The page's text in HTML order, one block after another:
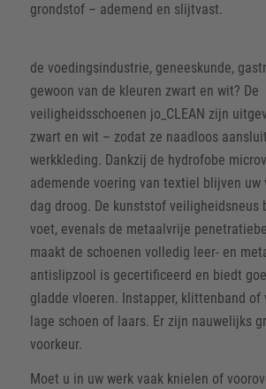
grondstof – ademend en slijtvast.
de voedingsindustrie, geneeskunde,
gewoon van de kleuren zwart en wit? De
veiligheidsschoenen jo_CLEAN zijn
zwart en wit – zodat ze naadloos
werkkleding. Dankzij de hydrofobe
ademende voering van textiel blijven uw
dag droog. De kunststof veiligheidsneus
voet, evenals de metaalvrije
maakt de schoenen volledig leer- en
antislipzool is gecertificeerd en biedt
gladde vloeren. Instapper, klittenband of
lage schoen of laars. Er zijn nauwelijks
voorkeur.
Moet u in uw werk vaak knielen of